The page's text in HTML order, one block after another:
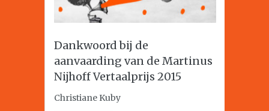
Dankwoord bij de
aanvaarding van de Martinus
Nijhoff Vertaalprijs 2015
Christiane Kuby